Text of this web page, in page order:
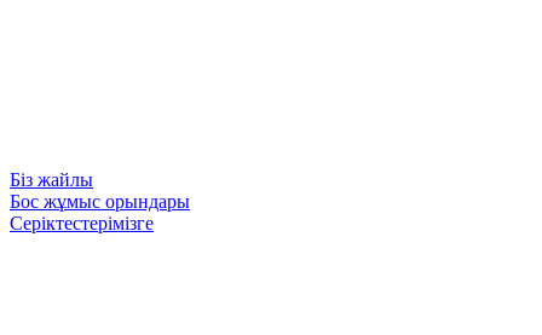
Біз жайлы
Бос жұмыс орындары
Серіктестерімізге